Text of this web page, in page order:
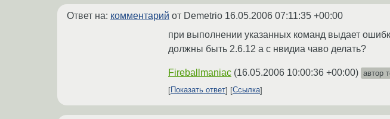
Ответ на: комментарий от Demetrio 16.05.2006 07:11:35 +00:00
при выполнении указанных команд выдает
должны быть 2.6.12 а с нвидиа чаво делать?
Fireballmaniac (16.05.2006 10:00:36 +00:00) автор
Показать ответ
Ссылка